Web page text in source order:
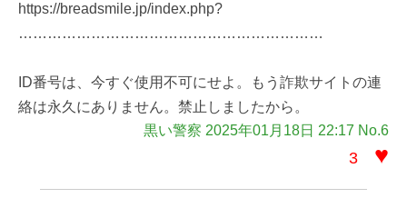
https://breadsmile.jp/index.php?
………………………………………………………
ID番号は、今すぐ使用不可にせよ。もう詐欺サイトの連
絡は永久にありません。禁止しましたから。
黒い警察 2025年01月18日 22:17 No.6
3 ♥